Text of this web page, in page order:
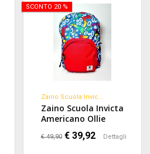
SCONTO 20 %
Zaino Scuola Invic...
Zaino Scuola Invicta
Americano Ollie
Porta Pc Scolastica
€ 49,90 € 39,92 Dettagli